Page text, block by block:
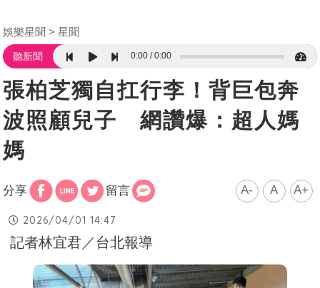
娛樂星聞 星聞
聽新聞 0:00 0:00
張柏芝獨自扛行李！背巨包奔
波照顧兒子 網讚爆：超人媽
媽
分享 留言 A- A A+
2026/04/01 14:47
記者林宜君／台北報導